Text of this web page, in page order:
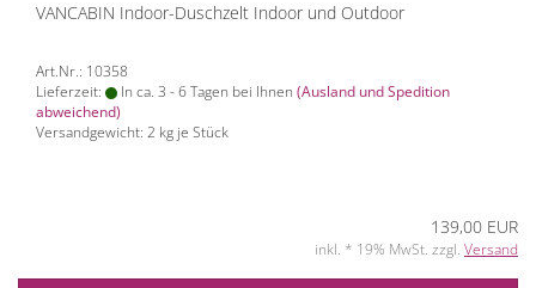
VANCABIN Indoor-Duschzelt Indoor und Outdoor
Art.Nr.: 10358
Lieferzeit:
In ca. 3 - 6 Tagen bei Ihnen (Ausland und Spedition
abweichend)
Versandgewicht: 2 kg je Stück
139,00 EUR
inkl. * 19% MwSt. zzgl. Versand